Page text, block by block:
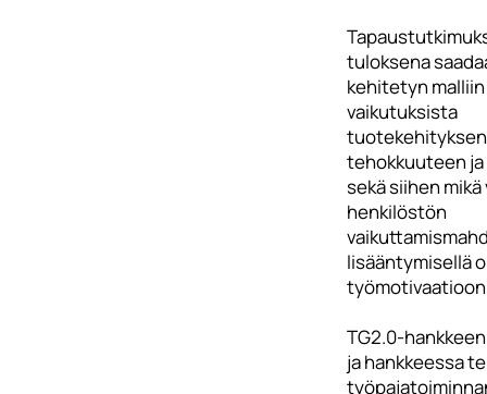
tuloksena
kehitetyn
vaikutuksista
tuotekehityksen
tehokkuuteen
sekä siihen
henkilöstön
lisääntymisellä
TG2.0-
ja hankkeessa